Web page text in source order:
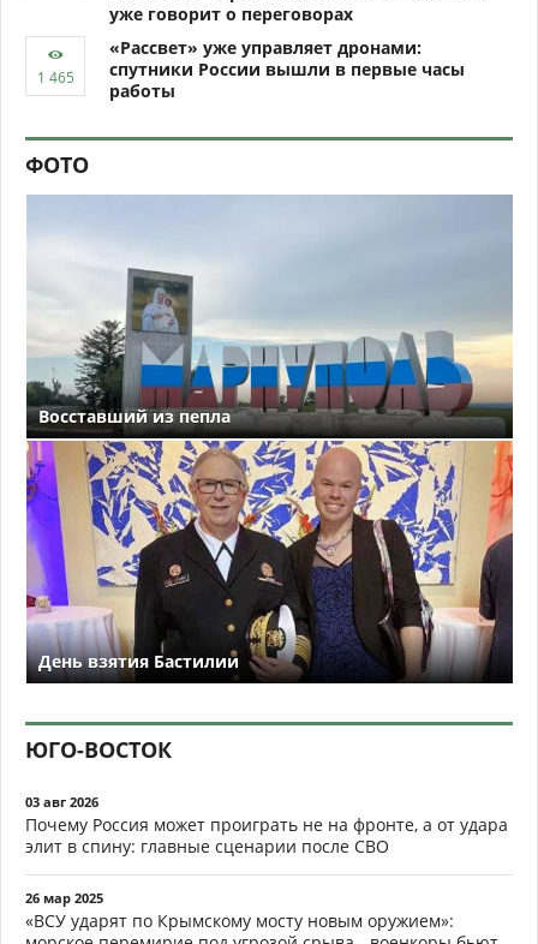
уже говорит о переговорах
«Рассвет» уже управляет дронами:
спутники России вышли в первые часы
работы
ФОТО
Восставший из пепла
День взятия Бастилии
ЮГО-ВОСТОК
03 авг 2026
Почему Россия может проиграть не на фронте, а от удара
элит в спину: главные сценарии после СВО
26 мар 2025
«ВСУ ударят по Крымскому мосту новым оружием»: